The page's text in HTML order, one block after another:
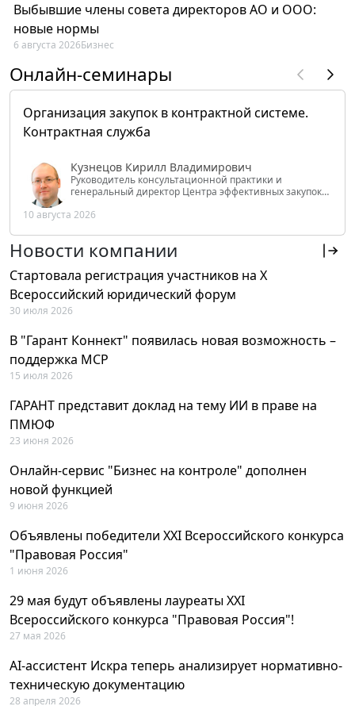
Выбывшие члены совета директоров АО и ООО:
новые нормы
6 августа 2026Бизнес
Онлайн-семинары
Организация закупок в контрактной системе.
Контрактная служба
Кузнецов Кирилл Владимирович
Руководитель консультационной практики и
генеральный директор Центра эффективных закупок
РФ
10 августа 2026
Новости компании
Стартовала регистрация участников на X
Всероссийский юридический форум
30 июля 2026
В "Гарант Коннект" появилась новая возможность –
поддержка MCP
15 июля 2026
ГАРАНТ представит доклад на тему ИИ в праве на
ПМЮФ
23 июня 2026
Онлайн-сервис "Бизнес на контроле" дополнен
новой функцией
9 июня 2026
Объявлены победители XXI Всероссийского конкурса
"Правовая Россия"
1 июня 2026
29 мая будут объявлены лауреаты XXI
Всероссийского конкурса "Правовая Россия"!
27 мая 2026
AI-ассистент Искра теперь анализирует нормативно-
техническую документацию
28 апреля 2026